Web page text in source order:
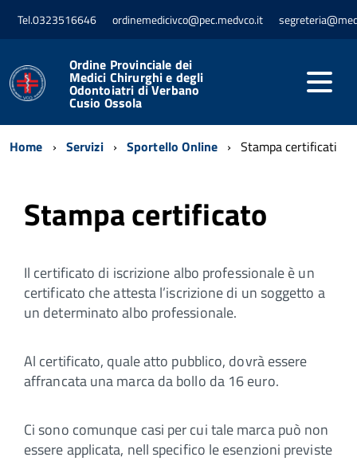
Tel.0323516646 ordinemedicivco@pec.medvco.it
Ordine Provinciale dei
Medici Chirurghi e degli
Odontoiatri di Verbano
Cusio Ossola
Home Servizi Sportello Online Stampa certificati
Stampa certificato
Il certificato di iscrizione albo professionale è un
certificato che attesta l’iscrizione di un soggetto a
un determinato albo professionale.
Al certificato, quale atto pubblico, dovrà essere
affrancata una marca da bollo da 16 euro.
Ci sono comunque casi per cui tale marca può non
essere applicata, nell specifico le esenzioni previste